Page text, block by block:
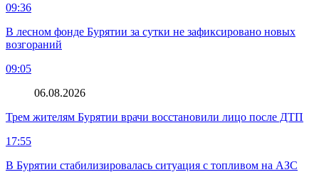
09:36
В лесном фонде Бурятии за сутки не зафиксировано новых
возгораний
09:05
06.08.2026
Трем жителям Бурятии врачи восстановили лицо после ДТП
17:55
В Бурятии стабилизировалась ситуация с топливом на АЗС